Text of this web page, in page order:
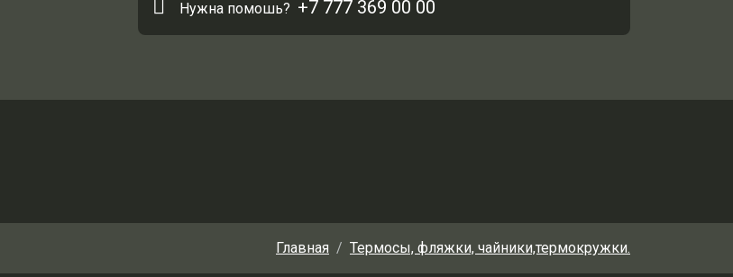
Нужна помошь? +7 777 369 00 00
Главная Термосы, фляжки, чайники,термокружки.